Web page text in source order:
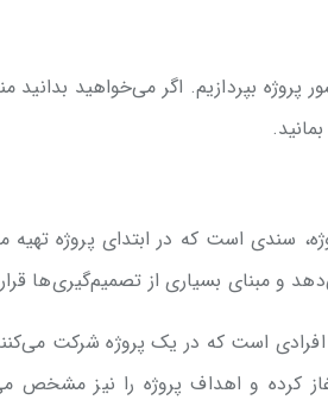
پروژه بپردازیم. اگر می‌خواهید
سندی است که در ابتدای پروژه
و مبنای بسیاری از تصمیم‌گیری‌ها
افرادی است که در یک پروژه شرکت
کرده و اهداف پروژه را نیز مشخص